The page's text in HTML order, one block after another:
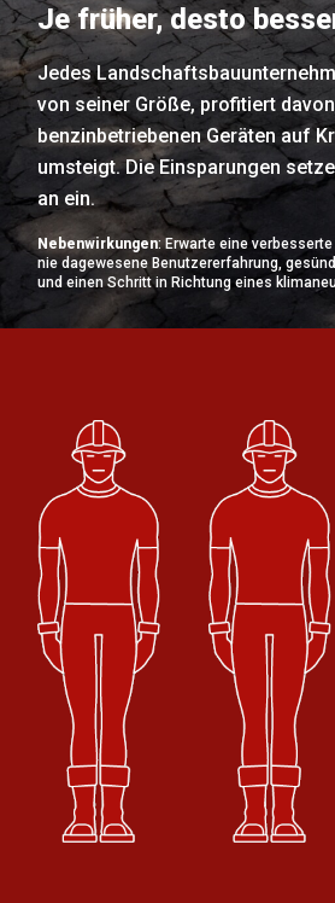
Je früher, desto
Jedes
von seiner Größe, profitiert
benzinbetriebenen Geräten auf
umsteigt. Die Einsparungen
an ein.
Nebenwirkungen: Erwarte eine
nie dagewesene Benutzererfahrung,
und einen Schritt in Richtung eines